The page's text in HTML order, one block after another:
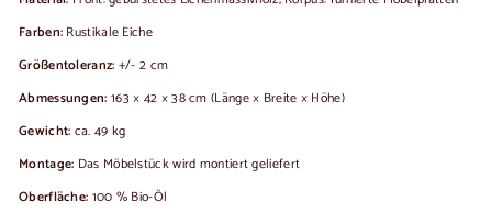
Farben: Rustikale Eiche
Größentoleranz: +/- 2 cm
Abmessungen: 163 × 42 × 38 cm (Länge × Breite × Höhe)
Gewicht: ca. 49 kg
Montage: Das Möbelstück wird montiert geliefert
Oberfläche: 100 % Bio-Öl